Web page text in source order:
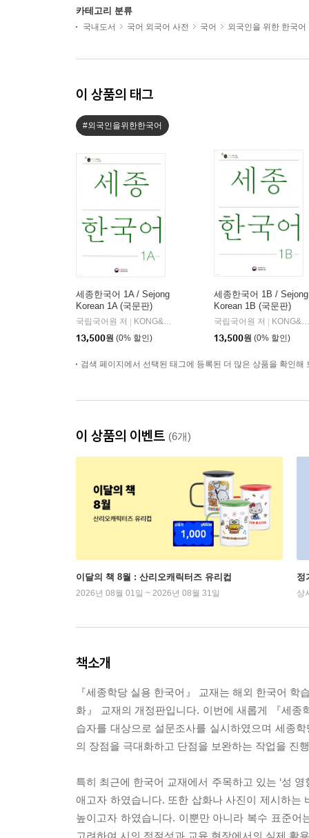
카테고리 분류
국내도서 국어 외국어 사전 국어 외국인을 위한 한국어
이 상품의 태그
#외국인을위한한국어
세종한국어 1A / Sejong
Korean 1A (국문판)
국립국어원 저
KONG&PARK
13,500원 (0% 할인)
세종한국어 1B / Sejong
Korean 1B (국문판)
국립국어원 저
KONG&PARK
13,500원 (0% 할인)
검색 페이지에서 선택된 태그에 등록된 더 많은 상품을 확인해
이 상품의 이벤트 (6개)
이달의 책 8월 : 산리오캐릭터즈 유리컵
2026년 08월 01일 ~ 2026년 08월 31일
정
상
책소개
『세종학당 실용 한국어』 교재는 해외 한국어 학
화』 교재의 개정판입니다. 이번에 새롭게 『세
습자를 대상으로 설문조사를 실시하였으며 세종
의 장점을 극대화하고 단점을 보완하는 작업을 진
특히 최근에 한국어 교재에서 주목하고 있는 ‘성
애고자 하였습니다. 또한 삽화나 사진이 제시하는
높이고자 하였습니다. 이뿐만 아니라 복수 표준